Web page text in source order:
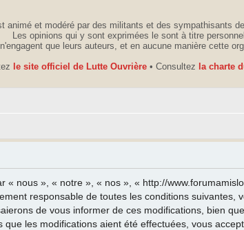
animé et modéré par des militants et des sympathisants
Les opinions qui y sont exprimées le sont à titre
que leurs auteurs, et en aucune manière cette
le site officiel de Lutte Ouvrière • Consultez la charte
nous », « notre », « nos », « http://
responsable de toutes les conditions
de vous informer de ces modifications, bien
les modifications aient été effectuées, vous